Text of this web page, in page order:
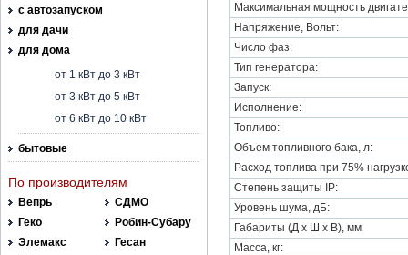
с автозапуском
для дачи
для дома
от 1 кВт до 3 кВт
от 3 кВт до 5 кВт
от 6 кВт до 10 кВт
бытовые
По производителям
Вепрь
СДМО
Геко
Робин-Субару
Элемакс
Гесан
Максимальная мощность
Напряжение, Вольт:
Число фаз:
Тип генератора:
Запуск:
Исполнение:
Топливо:
Объем топливного бака, л:
Расход топлива при 75%
Степень защиты IP:
Уровень шума, дБ:
Габариты (Д х Ш х В), мм
Масса, кг: